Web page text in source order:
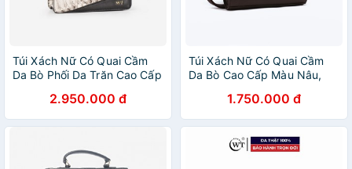
Túi Xách Nữ Có Quai Cầm
Da Bò Phối Da Trăn Cao Cấp
0501491292.950.000 đ
Túi Xách Nữ Có Quai Cầm
Da Bò Cao Cấp Màu Nâu,
WT Leather 0942.1, 0942.2,
0942.7, 0942.8, 094233
1.750.000 đ